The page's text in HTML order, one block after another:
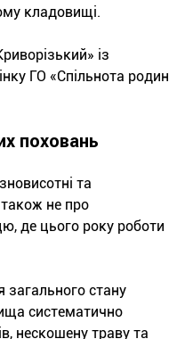
кладовищі.
із
ГО «Спільнота родин
поховань
та
не про
де цього року роботи
загального стану
систематично
нескошену траву та